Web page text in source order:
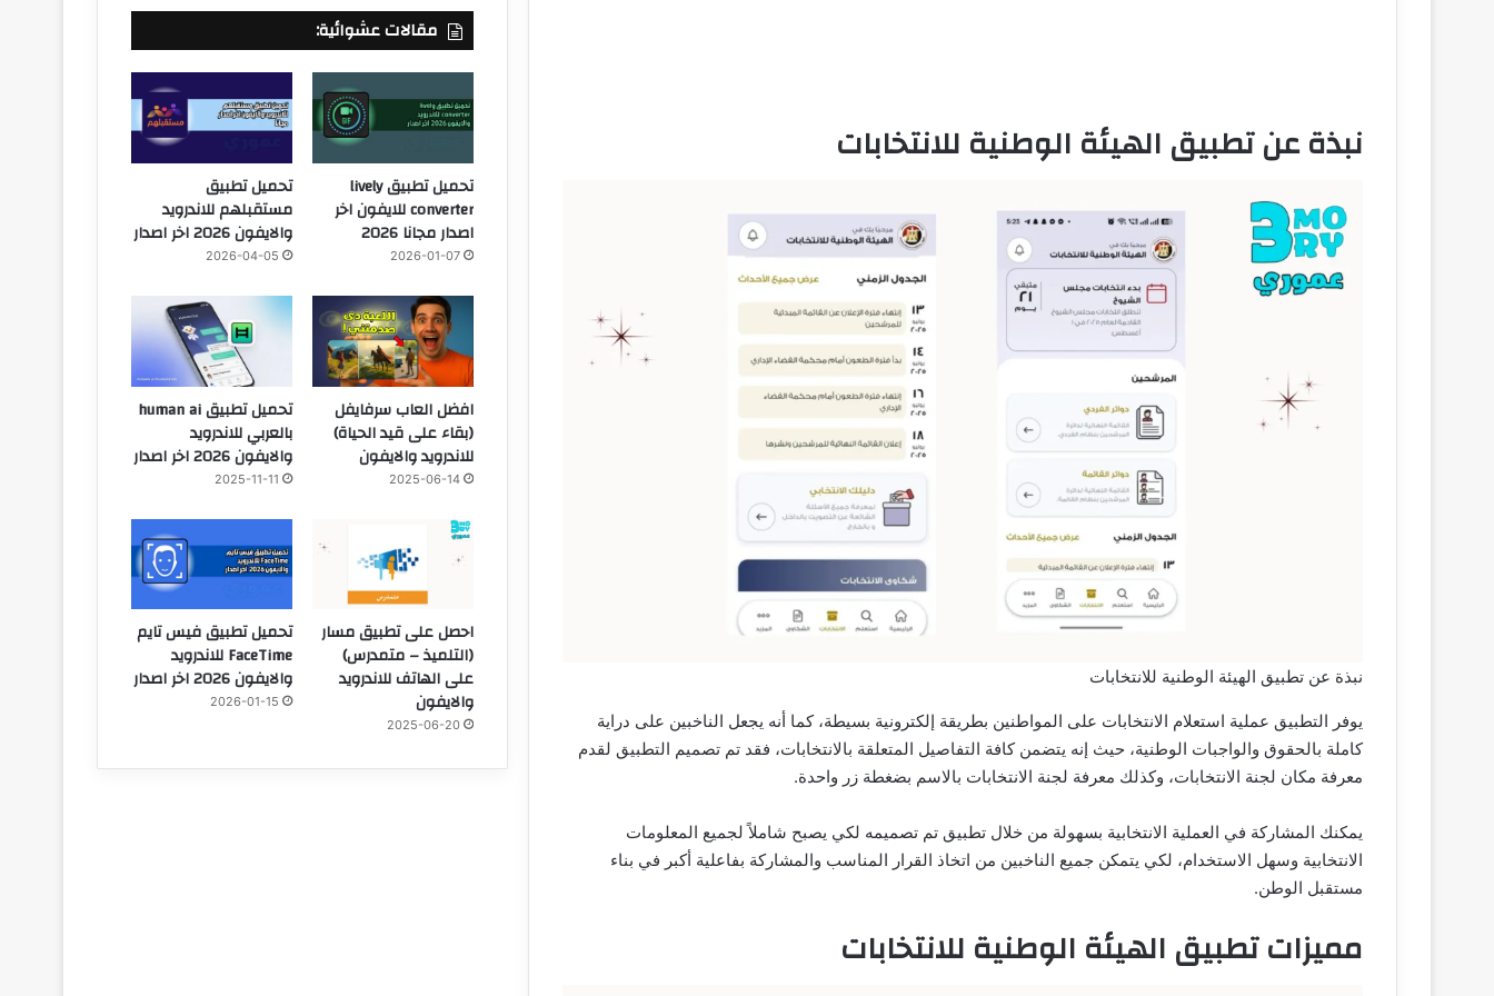
نبذة عن تطبيق الهيئة الوطنية للانتخابات
نبذة عن تطبيق الهيئة الوطنية للانتخابات
يوفر التطبيق عملية استعلام الانتخابات على المواطنين بطريقة إلكترونية بسيطة، كما أنه يجعل الناخبين على دراية
كاملة بالحقوق والواجبات الوطنية، حيث إنه يتضمن كافة التفاصيل المتعلقة بالانتخابات، فقد تم تصميم التطبيق لقدم
معرفة مكان لجنة الانتخابات، وكذلك معرفة لجنة الانتخابات بالاسم بضغطة زر واحدة.
يمكنك المشاركة في العملية الانتخابية بسهولة من خلال تطبيق تم تصميمه لكي يصبح شاملاً لجميع المعلومات
الانتخابية وسهل الاستخدام، لكي يتمكن جميع الناخبين من اتخاذ القرار المناسب والمشاركة بفاعلية أكبر في بناء
مستقبل الوطن.
مميزات تطبيق الهيئة الوطنية للانتخابات
مقالات عشوائية:
تحميل تطبيق lively
converter للايفون اخر
اصدار مجانا 2026
2026-01-07
تحميل تطبيق
مستقبلهم للاندرويد
والايفون 2026 اخر اصدار
2026-04-05
افضل العاب سرفايفل
(بقاء على قيد الحياة)
للاندرويد والايفون
2025-06-14
تحميل تطبيق human ai
بالعربي للاندرويد
والايفون 2026 اخر اصدار
2025-11-11
احصل على تطبيق مسار
(التلميذ – متمدرس)
على الهاتف للاندرويد
والايفون
2025-06-20
تحميل تطبيق فيس تايم
FaceTime للاندرويد
والايفون 2026 اخر اصدار
2026-01-15